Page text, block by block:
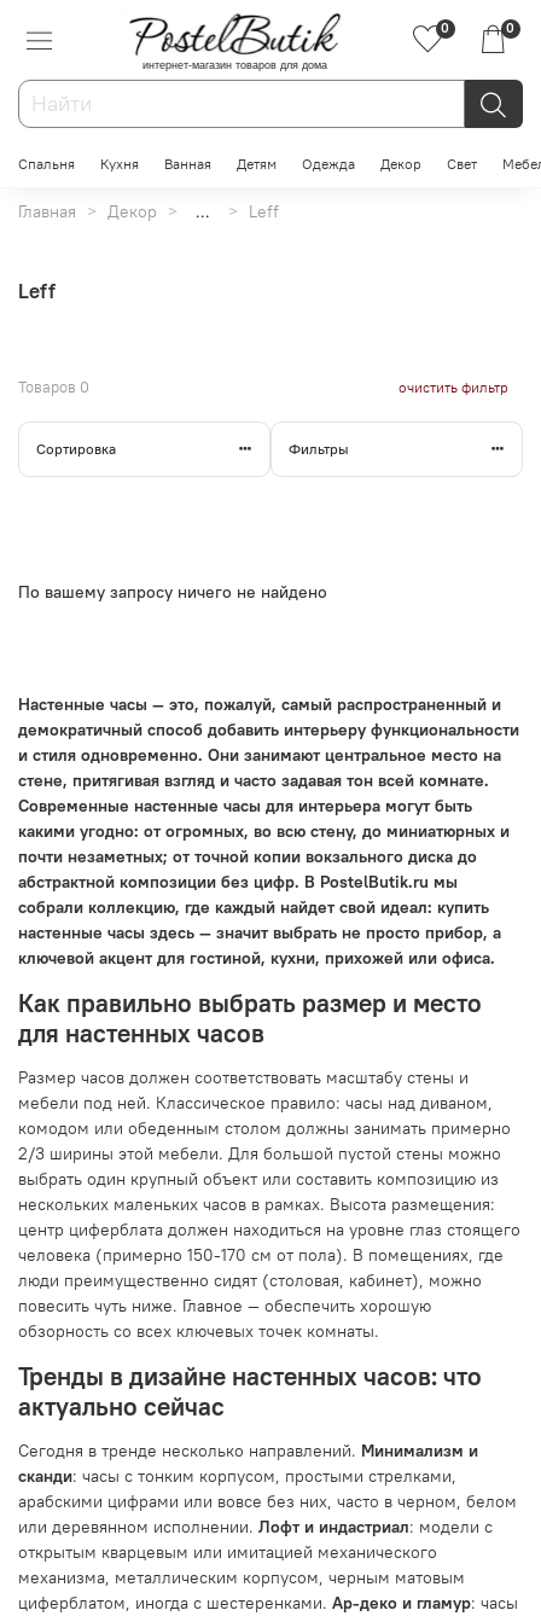
интернет-магазин товаров для дома
0 0
Спальня Кухня Ванная Детям Одежда Декор Свет
Главная Декор ... Leff
Leff
Товаров 0 очистить фильтр
Сортировка Фильтры
По вашему запросу ничего не найдено
Настенные часы — это, пожалуй, самый распространенный и
демократичный способ добавить интерьеру функциональности
и стиля одновременно. Они занимают центральное место на
стене, притягивая взгляд и часто задавая тон всей комнате.
Современные настенные часы для интерьера могут быть
какими угодно: от огромных, во всю стену, до миниатюрных и
почти незаметных; от точной копии вокзального диска до
абстрактной композиции без цифр. В PostelButik.ru мы
собрали коллекцию, где каждый найдет свой идеал: купить
настенные часы здесь — значит выбрать не просто прибор, а
ключевой акцент для гостиной, кухни, прихожей или офиса.
Как правильно выбрать размер и место
для настенных часов
Размер часов должен соответствовать масштабу стены и
мебели под ней. Классическое правило: часы над диваном,
комодом или обеденным столом должны занимать примерно
2/3 ширины этой мебели. Для большой пустой стены можно
выбрать один крупный объект или составить композицию из
нескольких маленьких часов в рамках. Высота размещения:
центр циферблата должен находиться на уровне глаз стоящего
человека (примерно 150-170 см от пола). В помещениях, где
люди преимущественно сидят (столовая, кабинет), можно
повесить чуть ниже. Главное — обеспечить хорошую
обзорность со всех ключевых точек комнаты.
Тренды в дизайне настенных часов: что
актуально сейчас
Сегодня в тренде несколько направлений. Минимализм и
сканди: часы с тонким корпусом, простыми стрелками,
арабскими цифрами или вовсе без них, часто в черном, белом
или деревянном исполнении. Лофт и индастриал: модели с
открытым кварцевым или имитацией механического
механизма, металлическим корпусом, черным матовым
циферблатом, иногда с шестеренками. Ар-деко и гламур: часы